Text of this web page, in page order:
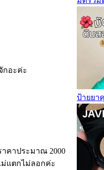
กอะค่ะ
คาประมาณ 2000
ม่แตกไม่ลอกค่ะ
ป้ายยา